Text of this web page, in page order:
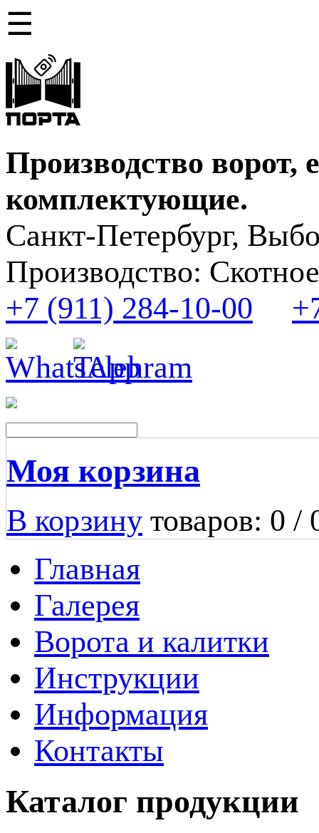
☰
Производство ворот,
комплектующие.
Санкт-Петербург,
Производство:
+7 (911) 284-10-00
Моя корзина
В корзину товаров: 0 /
Главная
Галерея
Ворота и калитки
Инструкции
Информация
Контакты
Каталог продукции